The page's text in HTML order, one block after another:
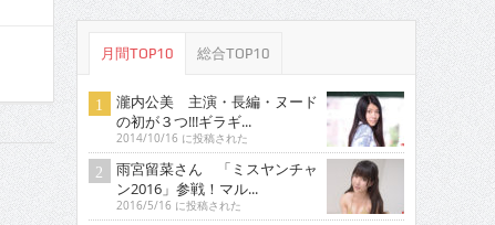
月間TOP10 総合TOP10
瀧内公美 主演・長編・ヌード
の初が３つ!!!ギラギ...
2014/10/16 に投稿された
雨宮留菜さん 「ミスヤンチャ
ン2016」参戦！マル...
2016/5/16 に投稿された